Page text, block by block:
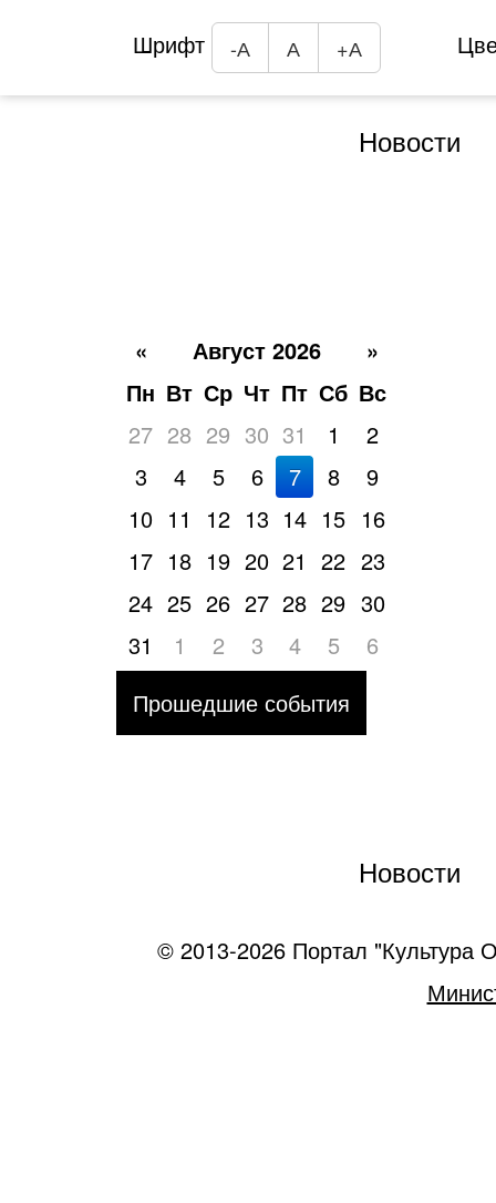
Шрифт -А А +А
Новости
« Август 2026
»
Пн Вт Ср Чт Пт Сб Вс
27 28 29 30 31 1
2
3
4 5 6 7 8
9
10 11 12 13 14 15 16
17 18 19 20 21 22 23
24 25 26 27 28 29 30
31
1 2 3 4 5
6
Прошедшие события
Новости
© 2013-2026 Портал "Культура